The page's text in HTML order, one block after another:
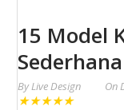
15 Model
ByLive Design On
★★★★★